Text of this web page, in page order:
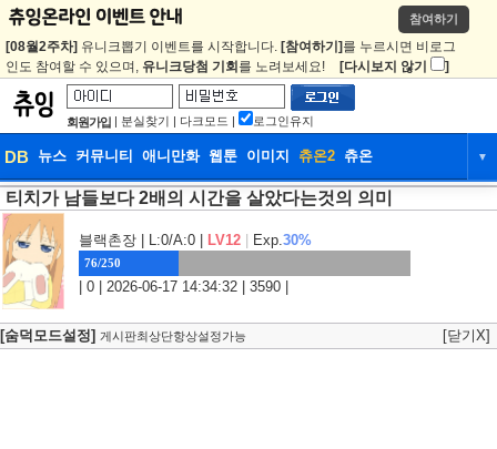
참여하기
[08월2주차] 유니크뽑기 이벤트를 시작합니다. [참여하기] 를 누르시면 비로그
인도 참여할 수 있으며, 유니크당첨 기회 를 노려보세요! [다시보지 않기 ]
회원가입 | 분실찾기 | 다크모드 | 로그인유지
DB 뉴스 커뮤니티 애니만화 웹툰 이미지 츄온2 츄온 ▼
DB 뉴스 커뮤니티
웹툰 이미지 츄온2
티치가 남들보다 2배의 시간을 살았다는것의 의미
블랙촌장 | L:0/A:0 | LV12 Exp.30%
76/250
| 0 | 2026-06-17 14:34:32 | 3590 |
[숨덕모드설정] 게시판최상단항상설정가능 [닫기X]